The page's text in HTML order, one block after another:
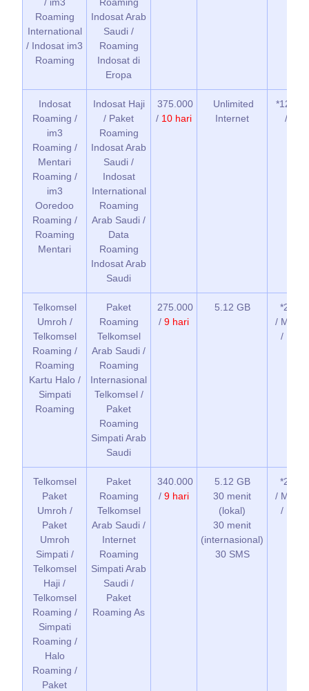
Roaming
International
/ Indosat im3
Roaming
Indosat Arab
Saudi /
Roaming
Indosat di
Eropa
Indosat
Roaming /
im3
Roaming /
Mentari
Roaming /
im3
Ooredoo
Roaming /
Roaming
Mentari
Indosat Haji
/ Paket
Roaming
Indosat Arab
Saudi /
Indosat
International
Roaming
Arab Saudi /
Data
Roaming
Indosat Arab
Saudi
375.000
/ 10 hari
Unlimited
Internet
/
Telkomsel
Umroh /
Telkomsel
Roaming /
Roaming
Kartu Halo /
Simpati
Roaming
Paket
Roaming
Telkomsel
Arab Saudi /
Roaming
Internasional
Telkomsel /
Paket
Roaming
Simpati Arab
Saudi
275.000
/ 9 hari
5.12 GB
/
/
Telkomsel
Paket
Umroh /
Paket
Umroh
Simpati /
Telkomsel
Haji /
Telkomsel
Roaming /
Simpati
Roaming /
Halo
Roaming /
Paket
Paket
Roaming
Telkomsel
Arab Saudi /
Internet
Roaming
Simpati Arab
Saudi /
Paket
Roaming As
340.000
/ 9 hari
5.12 GB
30 menit
(lokal)
30 menit
(internasional)
30 SMS
/
/